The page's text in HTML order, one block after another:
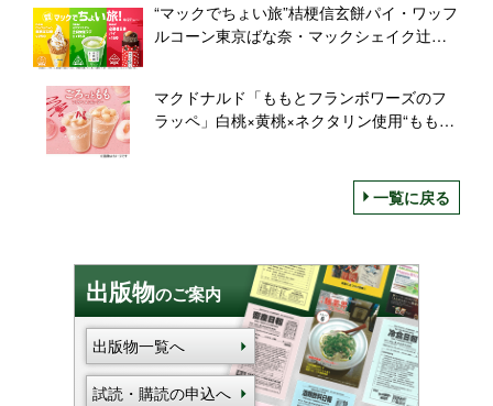
“マックでちょい旅”桔梗信玄餅パイ・ワッフ
ルコーン東京ばな奈・マックシェイク辻利
マクドナルド「ももとフランボワーズのフ
ラッペ」白桃×黄桃×ネクタリン使用“ももの
一覧に戻る
出版物のご案内
出版物一覧へ
試読・購読の申込へ